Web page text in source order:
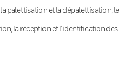
palettisation et la dépalettisation, le
la réception et l’identification des